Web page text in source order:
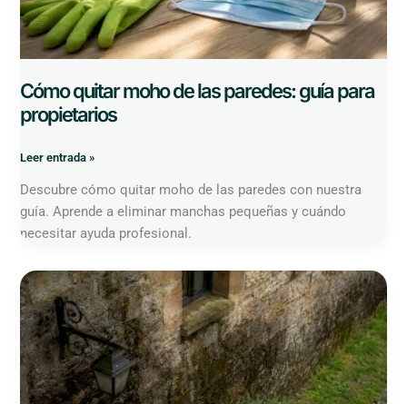
Cómo quitar moho de las paredes: guía para
propietarios
Leer entrada »
Descubre cómo quitar moho de las paredes con nuestra
guía. Aprende a eliminar manchas pequeñas y cuándo
necesitar ayuda profesional.
en
casa
de
campo:
qué
es
y